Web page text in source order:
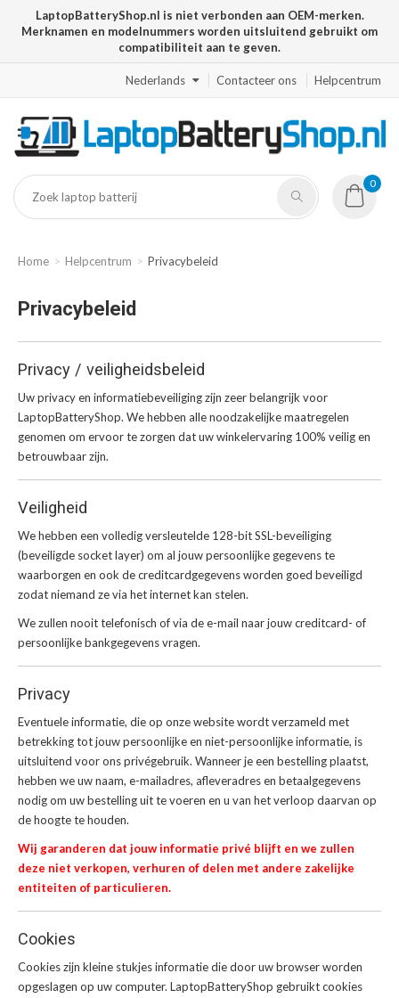
LaptopBatteryShop.nl is niet verbonden aan OEM-merken.
Merknamen en modelnummers worden uitsluitend gebruikt om
compatibiliteit aan te geven.
Nederlands Contacteer ons Helpcentrum
0
Home Helpcentrum Privacybeleid
Privacybeleid
Privacy / veiligheidsbeleid
Uw privacy en informatiebeveiliging zijn zeer belangrijk voor
LaptopBatteryShop. We hebben alle noodzakelijke maatregelen
genomen om ervoor te zorgen dat uw winkelervaring 100% veilig en
betrouwbaar zijn.
Veiligheid
We hebben een volledig versleutelde 128-bit SSL-beveiliging
(beveiligde socket layer) om al jouw persoonlijke gegevens te
waarborgen en ook de creditcardgegevens worden goed beveiligd
zodat niemand ze via het internet kan stelen.
We zullen nooit telefonisch of via de e-mail naar jouw creditcard- of
persoonlijke bankgegevens vragen.
Privacy
Eventuele informatie, die op onze website wordt verzameld met
betrekking tot jouw persoonlijke en niet-persoonlijke informatie, is
uitsluitend voor ons privégebruik. Wanneer je een bestelling plaatst,
hebben we uw naam, e-mailadres, afleveradres en betaalgegevens
nodig om uw bestelling uit te voeren en u van het verloop daarvan op
de hoogte te houden.
Wij garanderen dat jouw informatie privé blijft en we zullen
deze niet verkopen, verhuren of delen met andere zakelijke
entiteiten of particulieren.
Cookies
Cookies zijn kleine stukjes informatie die door uw browser worden
opgeslagen op uw computer. LaptopBatteryShop gebruikt cookies